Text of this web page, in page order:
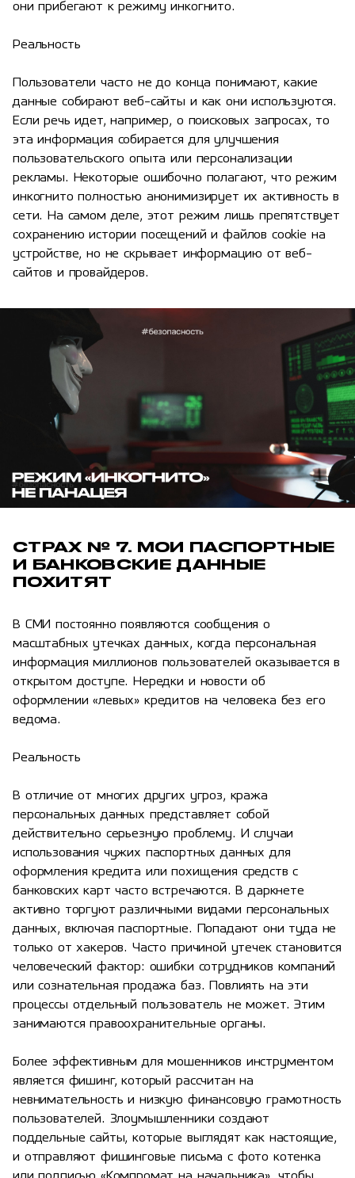
они прибегают к режиму инкогнито.
Реальность
Пользователи часто не до конца понимают, какие
данные собирают веб-сайты и как они используются.
Если речь идет, например, о поисковых запросах, то
эта информация собирается для улучшения
пользовательского опыта или персонализации
рекламы. Некоторые ошибочно полагают, что режим
инкогнито полностью анонимизирует их активность в
сети. На самом деле, этот режим лишь препятствует
сохранению истории посещений и файлов cookie на
устройстве, но не скрывает информацию от веб-
сайтов и провайдеров.
СТРАХ № 7. МОИ ПАСПОРТНЫЕ
И БАНКОВСКИЕ ДАННЫЕ
ПОХИТЯТ
В СМИ постоянно появляются сообщения о
масштабных утечках данных, когда персональная
информация миллионов пользователей оказывается в
открытом доступе. Нередки и новости об
оформлении «левых» кредитов на человека без его
ведома.
Реальность
В отличие от многих других угроз, кража
персональных данных представляет собой
действительно серьезную проблему. И случаи
использования чужих паспортных данных для
оформления кредита или похищения средств с
банковских карт часто встречаются. В даркнете
активно торгуют различными видами персональных
данных, включая паспортные. Попадают они туда не
только от хакеров. Часто причиной утечек становится
человеческий фактор: ошибки сотрудников компаний
или сознательная продажа баз. Повлиять на эти
процессы отдельный пользователь не может. Этим
занимаются правоохранительные органы.
Более эффективным для мошенников инструментом
является фишинг, который рассчитан на
невнимательность и низкую финансовую грамотность
пользователей. Злоумышленники создают
поддельные сайты, которые выглядят как настоящие,
и отправляют фишинговые письма с фото котенка